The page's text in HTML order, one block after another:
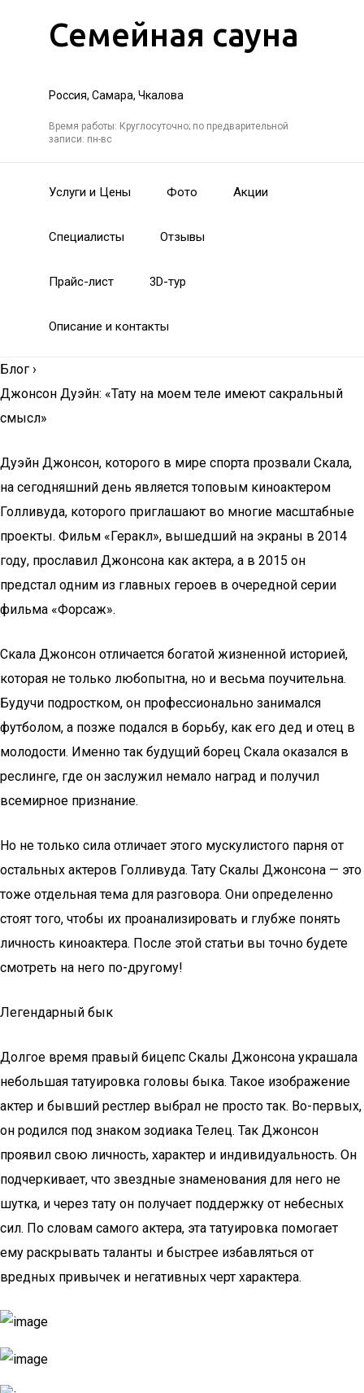
Семейная сауна
Россия, Самара, Чкалова
Время работы: Круглосуточно; по предварительной
записи: пн-вс
Услуги и Цены Фото Акции
Специалисты Отзывы
Прайс-лист 3D-тур
Описание и контакты
Блог ›
Джонсон Дуэйн: «Тату на моем теле имеют сакральный
смысл»
Дуэйн Джонсон, которого в мире спорта прозвали Скала,
на сегодняшний день является топовым киноактером
Голливуда, которого приглашают во многие масштабные
проекты. Фильм «Геракл», вышедший на экраны в 2014
году, прославил Джонсона как актера, а в 2015 он
предстал одним из главных героев в очередной серии
фильма «Форсаж».
Скала Джонсон отличается богатой жизненной историей,
которая не только любопытна, но и весьма поучительна.
Будучи подростком, он профессионально занимался
футболом, а позже подался в борьбу, как его дед и отец в
молодости. Именно так будущий борец Скала оказался в
реслинге, где он заслужил немало наград и получил
всемирное признание.
Но не только сила отличает этого мускулистого парня от
остальных актеров Голливуда. Тату Скалы Джонсона — это
тоже отдельная тема для разговора. Они определенно
стоят того, чтобы их проанализировать и глубже понять
личность киноактера. После этой статьи вы точно будете
смотреть на него по-другому!
Легендарный бык
Долгое время правый бицепс Скалы Джонсона украшала
небольшая татуировка головы быка. Такое изображение
актер и бывший рестлер выбрал не просто так. Во-первых,
он родился под знаком зодиака Телец. Так Джонсон
проявил свою личность, характер и индивидуальность. Он
подчеркивает, что звездные знаменования для него не
шутка, и через тату он получает поддержку от небесных
сил. По словам самого актера, эта татуировка помогает
ему раскрывать таланты и быстрее избавляться от
вредных привычек и негативных черт характера.